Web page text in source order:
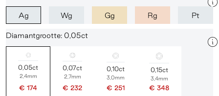
Ag Wg Gg Rg Pt
Diamantgrootte: 0,05ct
0,05ct
2,4mm
€ 174
0,07ct
2,7mm
€ 232
0,10ct
3,0mm
€ 251
0,15ct
3,4mm
€ 348